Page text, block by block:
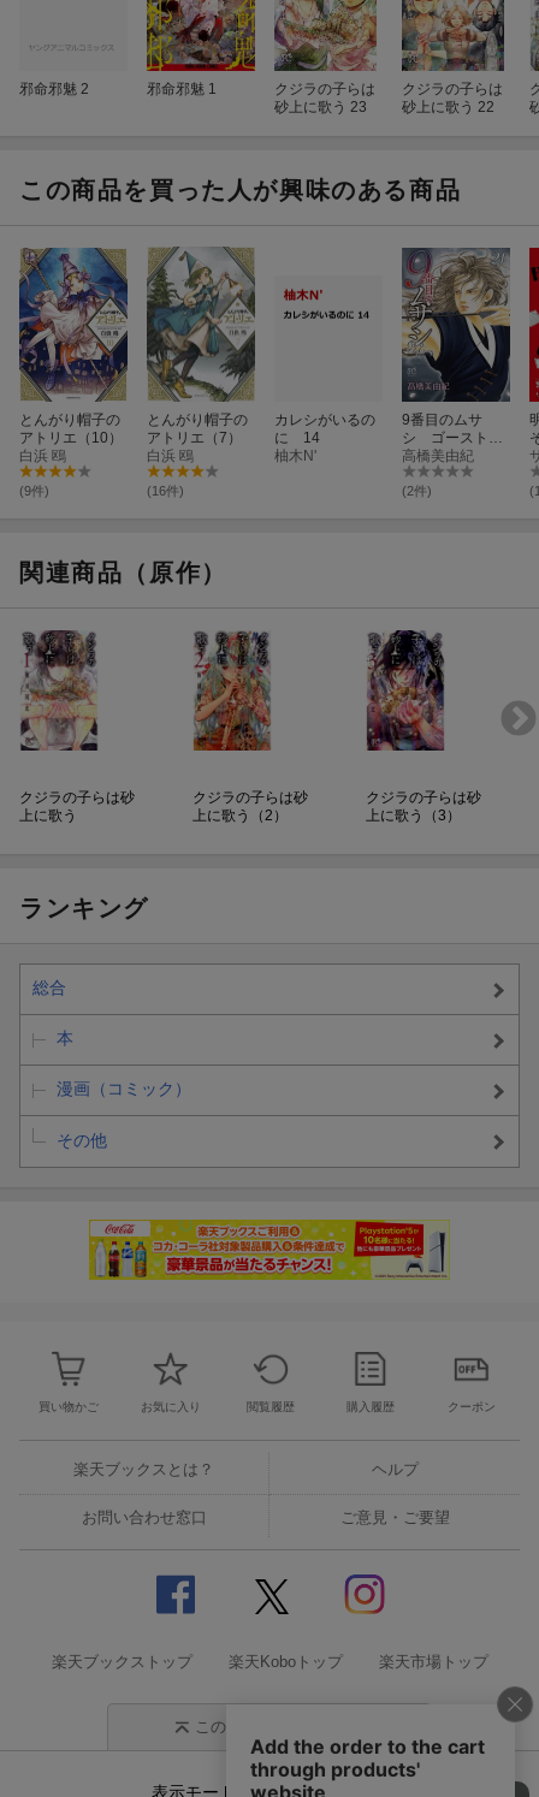
邪命邪魅 2 邪命邪魅 1
クジラの子らは
砂上に歌う 23
クジラの子らは
砂上に歌う 22
この商品を買った人が興味のある商品
とんがり帽子の
アトリエ（10）
白浜 鴎
(9件)
とんがり帽子の
アトリエ（7）
白浜 鴎
(16件)
カレシがいるの
に 14
柚木N'
9番目のムサ
シ ゴースト
アンド グレ
イ 21
高橋美由紀
(2件)
関連商品（原作）
クジラの子らは砂
上に歌う
クジラの子らは砂
上に歌う（2）
クジラの子らは砂
上に歌う（3）
ランキング
総合
本
漫画（コミック）
その他
買い物かご お気に入り 閲覧履歴 購入履歴 クーポン
楽天ブックスとは？ ヘルプ
お問い合わせ窓口 ご意見・ご要望
楽天ブックストップ 楽天Koboトップ 楽天市場トップ
このページの先頭に戻る
表示モード モバイル